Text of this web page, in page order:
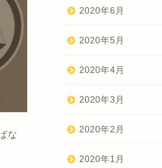
な
2020年6月
2020年5月
2020年4月
2020年3月
2020年2月
2020年1月